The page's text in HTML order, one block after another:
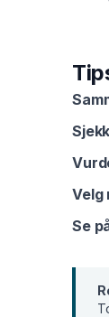
Velg
Se